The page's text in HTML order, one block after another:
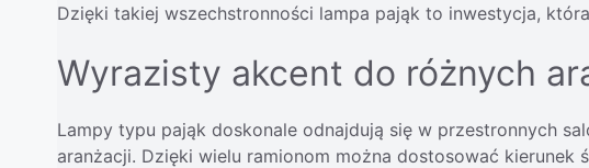
Dzięki takiej wszechstronności lampa pająk to inwestycja,
Wyrazisty akcent do różnych
Lampy typu pająk doskonale odnajdują się w przestronnych
aranżacji. Dzięki wielu ramionom można dostosować